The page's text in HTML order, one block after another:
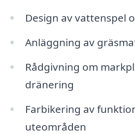
Design av vattenspel
Anläggning av
Rådgivning om
dränering
Farbikering av
uteområden